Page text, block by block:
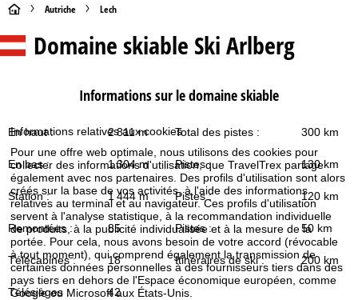
Informations relatives aux cookies
Pour une offre web optimale, nous utilisons des cookies pour
collecter des informations d'utilisation, que TravelTrex partage
également avec nos partenaires. Des profils d'utilisation sont alors
créés sur la base de vos activités, à l'aide des informations
relatives au terminal et au navigateur. Ces profils d'utilisation
servent à l'analyse statistique, à la recommandation individuelle
de produits, à la publicité individualisée et à la mesure de la
portée. Pour cela, nous avons besoin de votre accord (révocable
à tout moment), qui comprend également la transmission de
certaines données personnelles à des fournisseurs tiers dans des
pays tiers en dehors de l'Espace économique européen, comme
Google ou Microsoft aux États-Unis.
P
a
d
'
a
c
c
Autriche Lech
Domaine skiable Ski Arlberg
Informations sur le domaine skiable
En haut : 2 811 m Total des pistes : 300 km
En bas : 1 304 m Pistes : 130 km
Station : 1 444 m Pistes : 120 km
Remontées : 85 Pistes : 50 km
Télécabines : 18 Itinéraires de ski : 200 km
Télésièges : 42